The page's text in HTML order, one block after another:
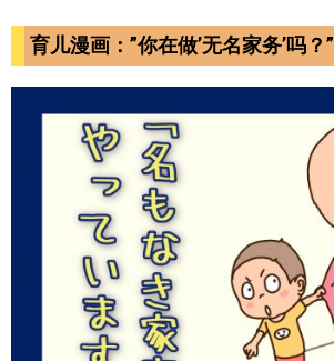
育儿漫画：”你在做’无名家务’吗？”